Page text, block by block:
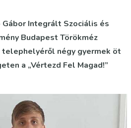
Integrált Szociális és
Budapest Törökméz
négy gyermek öt
a „Vértezd Fel Magad!”